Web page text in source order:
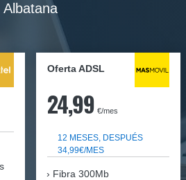
Albatana
Oferta ADSL
24,99 €/mes
12 MESES, DESPUÉS
34,99€/MES
Fibra 300Mb